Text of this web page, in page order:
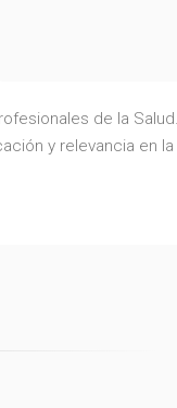
de la
y relevancia en